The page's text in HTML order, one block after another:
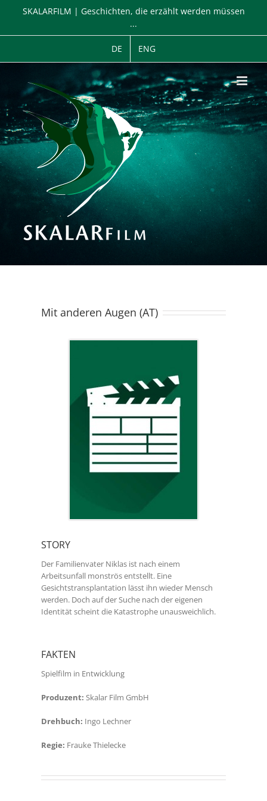
SKALARFILM | Geschichten, die erzählt werden müssen
...
DE ENG
Mit anderen Augen (AT)
STORY
Der Familienvater Niklas ist nach einem
Arbeitsunfall monströs entstellt. Eine
Gesichtstransplantation lässt ihn wieder Mensch
werden. Doch auf der Suche nach der eigenen
Identität scheint die Katastrophe unausweichlich.
FAKTEN
Spielfilm in Entwicklung
Produzent: Skalar Film GmbH
Drehbuch: Ingo Lechner
Regie: Frauke Thielecke